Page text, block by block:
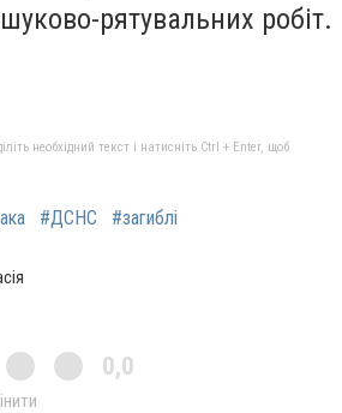
рятувальних робіт.
необхідний текст і натисніть Ctrl + Enter, щоб
#ДСНС #загиблі
0,0